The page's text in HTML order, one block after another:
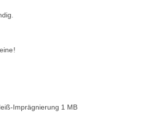
Imprägnierung 1 MB